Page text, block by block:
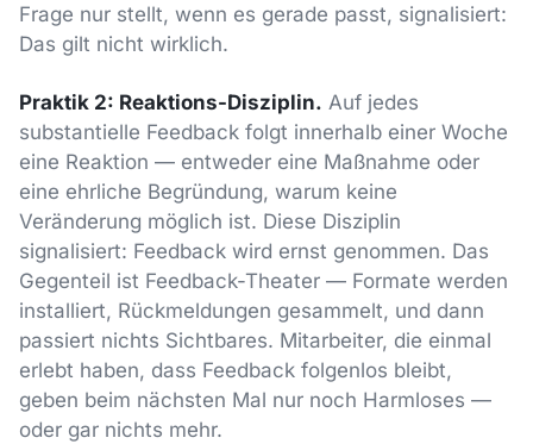
Frage nur stellt, wenn es gerade passt, signalisiert:
Das gilt nicht wirklich.
Praktik 2: Reaktions-Disziplin. Auf jedes
substantielle Feedback folgt innerhalb einer Woche
eine Reaktion — entweder eine Maßnahme oder
eine ehrliche Begründung, warum keine
Veränderung möglich ist. Diese Disziplin
signalisiert: Feedback wird ernst genommen. Das
Gegenteil ist Feedback-Theater — Formate werden
installiert, Rückmeldungen gesammelt, und dann
passiert nichts Sichtbares. Mitarbeiter, die einmal
erlebt haben, dass Feedback folgenlos bleibt,
geben beim nächsten Mal nur noch Harmloses —
oder gar nichts mehr.